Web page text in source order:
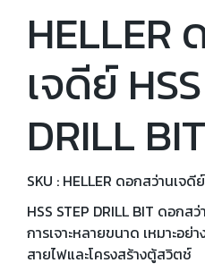
HELLER
เจดีย์
DRILL BIT
SKU : HELLER ดอกสว่านเจดีย์
HSS STEP DRILL BIT ดอก
การเจาะหลายขนาด เหมาะอย่
สายไฟและโครงสร้างตู้สวิตช์